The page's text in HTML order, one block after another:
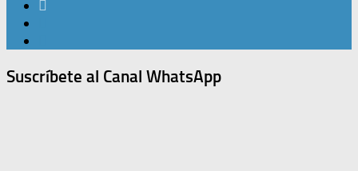
Suscríbete al Canal WhatsApp